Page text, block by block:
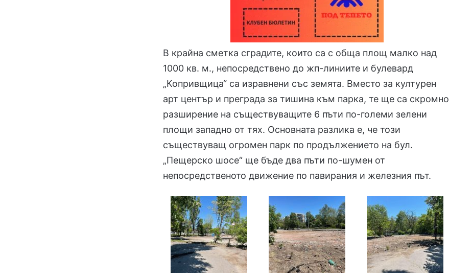
В крайна сметка сградите, които са с обща площ малко над
1000 кв. м., непосредствено до жп-линиите и булевард
„Копривщица“ са изравнени със земята. Вместо за културен
арт център и преграда за тишина към парка, те ще са скромно
разширение на съществуващите 6 пъти по-големи зелени
площи западно от тях. Основната разлика е, че този
съществуващ огромен парк по продължението на бул.
„Пещерско шосе“ ще бъде два пъти по-шумен от
непосредственото движение по павирания и железния път.